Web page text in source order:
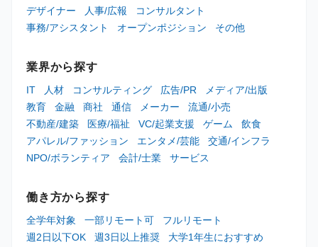
デザイナー
人事/広報
コンサルタント
事務/アシスタント
オープンポジション その他
業界から探す
IT 人材 コンサルティング 広告/PR
メディア/出版
教育
金融 商社 通信 メーカー
流通/小売
不動産/建築
医療/福祉 VC/起業支援 ゲーム
飲食
アパレル/ファッション
エンタメ/芸能
交通/インフラ
NPO/ボランティア
会計/士業 サービス
働き方から探す
全学年対象 一部リモート可
フルリモート
週2日以下OK
週3日以上推奨
大学1年生におすすめ